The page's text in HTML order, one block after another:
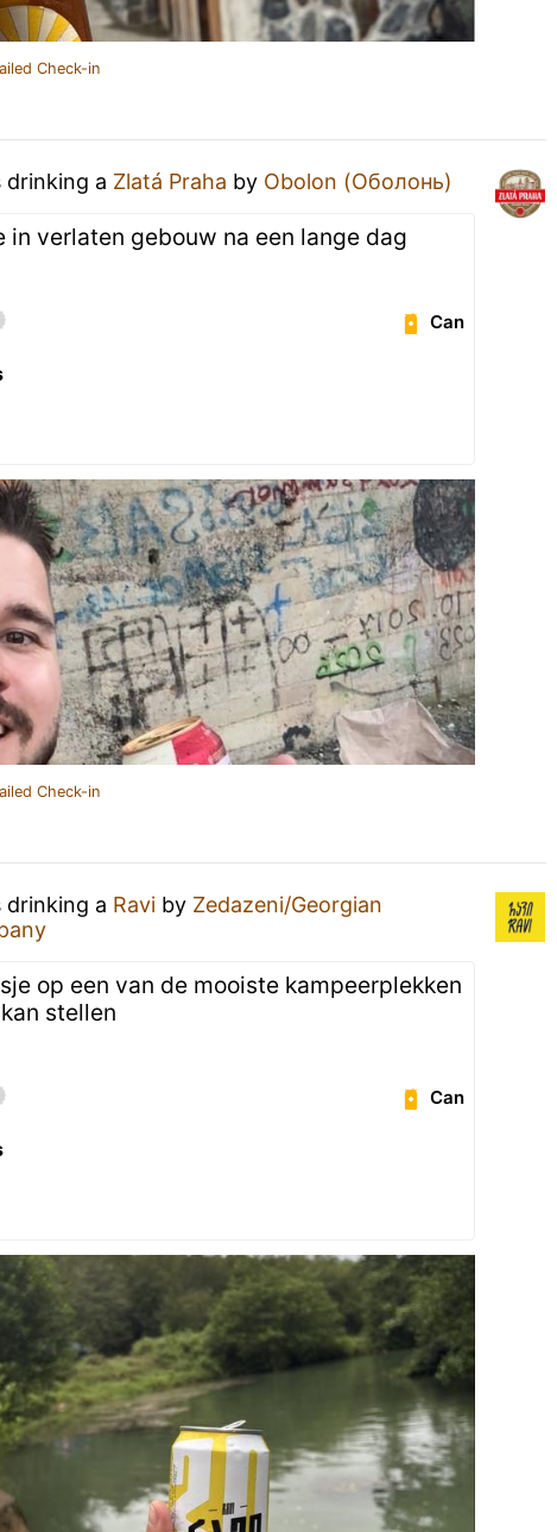
Check-in
drinking a Zlatá Praha by Obolon (Оболонь)
in verlaten gebouw na een lange dag
Can
Check-in
drinking a Ravi by Zedazeni/Georgian
op een van de mooiste kampeerplekken
stellen
Can